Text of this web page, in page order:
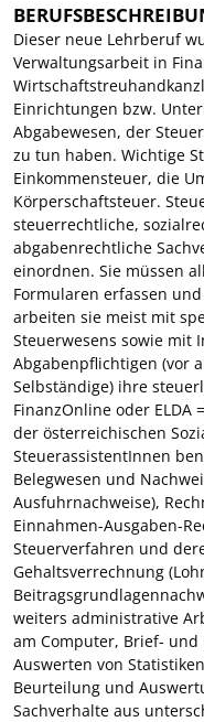
Dieser neue Lehrberuf
Verwaltungsarbeit in
Einrichtungen bzw.
Abgabewesen, der
zu tun haben. Wichtige
Einkommensteuer, die
Körperschaftsteuer.
steuerrechtliche,
abgabenrechtliche
einordnen. Sie müssen
Formularen erfassen
arbeiten sie meist mit
Steuerwesens sowie mit
Abgabenpflichtigen (vor
Selbständige) ihre
FinanzOnline oder ELDA
der österreichischen
SteuerassistentInnen
Belegwesen und
Ausfuhrnachweise),
Einnahmen-Ausgaben-
Steuerverfahren und
Gehaltsverrechnung
weiters administrative
am Computer, Brief- und
Auswerten von
Beurteilung und
Sachverhalte aus